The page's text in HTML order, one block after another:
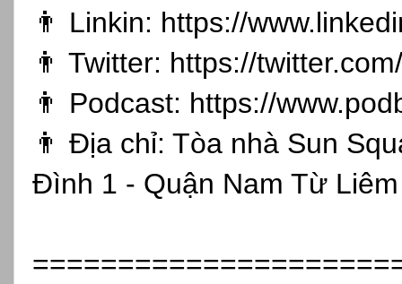
👨 Linkin: https://
👨 Twitter: https://
👨 Podcast: https://
👨 Địa chỉ: Tòa nhà Sun
Đình 1 - Quận Nam Từ Liêm